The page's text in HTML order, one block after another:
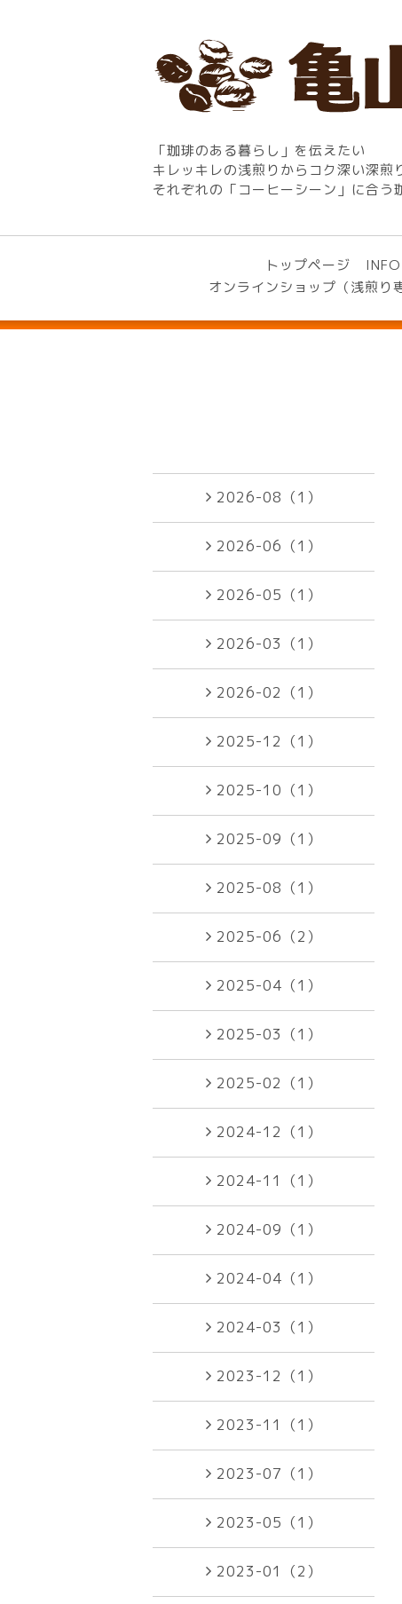
「珈琲のある暮らし」を伝えたい
キレッキレの浅煎りからコク深い深煎
それぞれの「コーヒーシーン」に合う
トップページ INFO
オンラインショップ（浅煎り
2026-08（1）
2026-06（1）
2026-05（1）
2026-03（1）
2026-02（1）
2025-12（1）
2025-10（1）
2025-09（1）
2025-08（1）
2025-06（2）
2025-04（1）
2025-03（1）
2025-02（1）
2024-12（1）
2024-11（1）
2024-09（1）
2024-04（1）
2024-03（1）
2023-12（1）
2023-11（1）
2023-07（1）
2023-05（1）
2023-01（2）